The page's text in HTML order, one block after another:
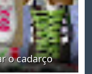
o cadarço